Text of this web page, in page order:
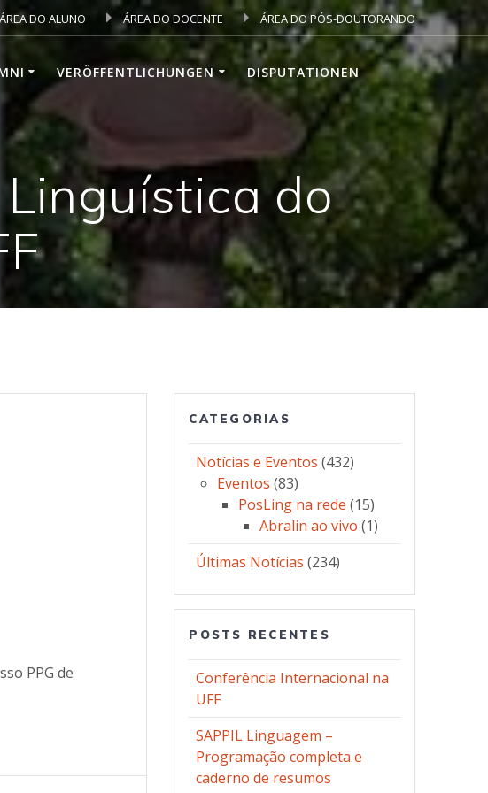
ÁREA DO ALUNO ÁREA DO DOCENTE ÁREA DO PÓS-DOUTORANDO
VERÖFFENTLICHUNGEN DISPUTATIONEN
do
PPG de
CATEGORIAS
Notícias e Eventos (432)
Eventos (83)
PosLing na rede (15)
Abralin ao vivo (1)
Últimas Notícias (234)
POSTS RECENTES
Conferência Internacional na
UFF
SAPPIL Linguagem –
Programação completa e
caderno de resumos